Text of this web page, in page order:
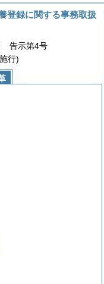
登録に関する事務取扱
告示第4号
行)